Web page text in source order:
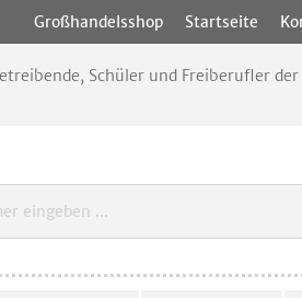
Großhandelsshop Startseite
Schüler und Freiberufler